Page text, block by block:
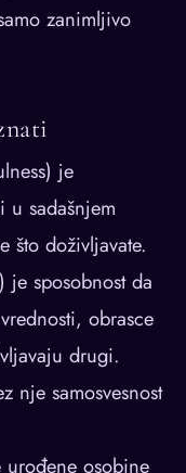
zanimljivo
je
u sadašnjem
što doživljavate.
je sposobnost da
obrasce
drugi.
nje samosvesnost
urođene osobine